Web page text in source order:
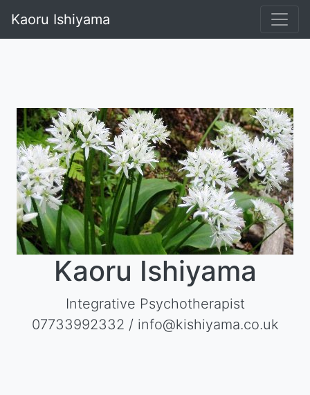
Kaoru Ishiyama
Kaoru Ishiyama
Integrative Psychotherapist
07733992332 / info@kishiyama.co.uk